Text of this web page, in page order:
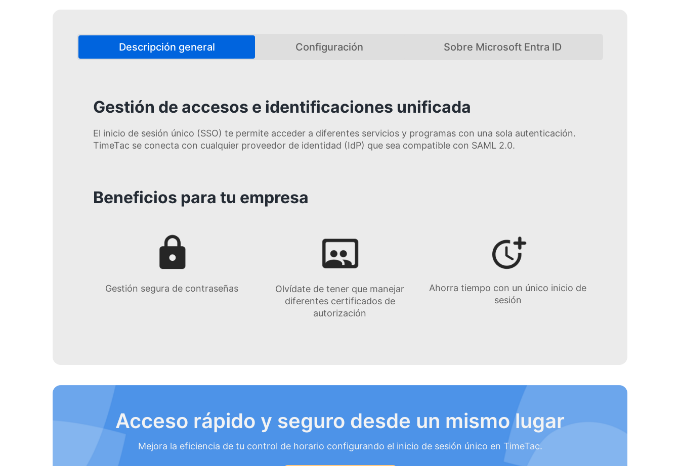
Descripción general Configuración Sobre Microsoft Entra ID
Gestión de accesos e identificaciones unificada
El inicio de sesión único (SSO) te permite acceder a diferentes servicios y programas con una sola autenticación.
TimeTac se conecta con cualquier proveedor de identidad (IdP) que sea compatible con SAML 2.0.
Beneficios para tu empresa
Gestión segura de contraseñas
Olvídate de tener que manejar
diferentes certificados de
autorización
Ahorra tiempo con un único inicio de
sesión
Acceso rápido y seguro desde un mismo lugar
Mejora la eficiencia de tu control de horario configurando el inicio de sesión único en TimeTac.